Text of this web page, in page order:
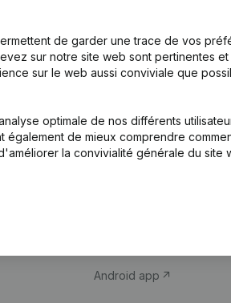
de garder une trace de vos
sur notre site web sont pertinentes
sur le web aussi conviviale que
optimale de nos différents
également de mieux comprendre
la convivialité générale du site
Produit
d’entreprise
Monitoring
Android app